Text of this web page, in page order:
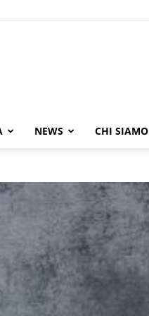
NEWS CHI SIAMO